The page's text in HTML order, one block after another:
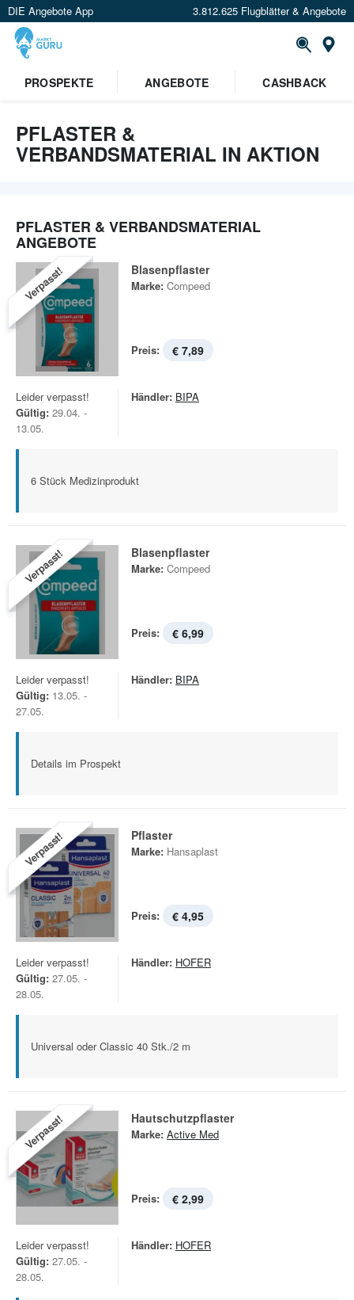
DIE Angebote App 3.812.625 Flugblätter & Angebote
Standort festlegen
PROSPEKTE ANGEBOTE CASHBACK
PFLASTER &
VERBANDSMATERIAL IN AKTION
PFLASTER & VERBANDSMATERIAL
ANGEBOTE
Verpasst! Blasenpflaster
Marke: Compeed
Preis: € 7,89
Leider verpasst!
Gültig: 29.04. -
13.05.
Händler: BIPA
6 Stück Medizinprodukt
Verpasst! Blasenpflaster
Marke: Compeed
Preis: € 6,99
Leider verpasst!
Gültig: 13.05. -
27.05.
Händler: BIPA
Details im Prospekt
Verpasst! Pflaster
Marke: Hansaplast
Preis: € 4,95
Leider verpasst!
Gültig: 27.05. -
28.05.
Händler: HOFER
Universal oder Classic 40 Stk./2 m
Verpasst! Hautschutzpflaster
Marke: Active Med
Preis: € 2,99
Leider verpasst!
Gültig: 27.05. -
28.05.
Händler: HOFER